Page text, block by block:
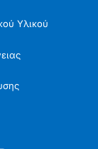
Υλικού